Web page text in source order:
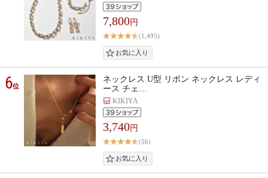
7,800円
(1,495)
6位
ネックレス U型 リボン ネックレス レディ
ース チェ…
KIKIYA
3,740円
(56)